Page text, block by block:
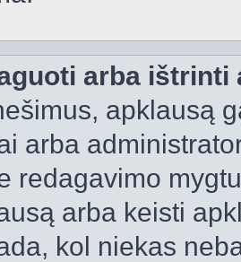
arba ištrinti
apklausą
arba
redagavimo
arba keisti
kol niekas